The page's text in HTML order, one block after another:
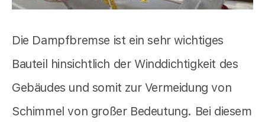
Die Dampfbremse ist ein sehr wichtiges
Bauteil hinsichtlich der Winddichtigkeit des
Gebäudes und somit zur Vermeidung von
Schimmel von großer Bedeutung. Bei diesem